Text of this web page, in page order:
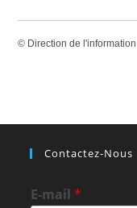
© Direction de
Contactez-Nous
E-mail*